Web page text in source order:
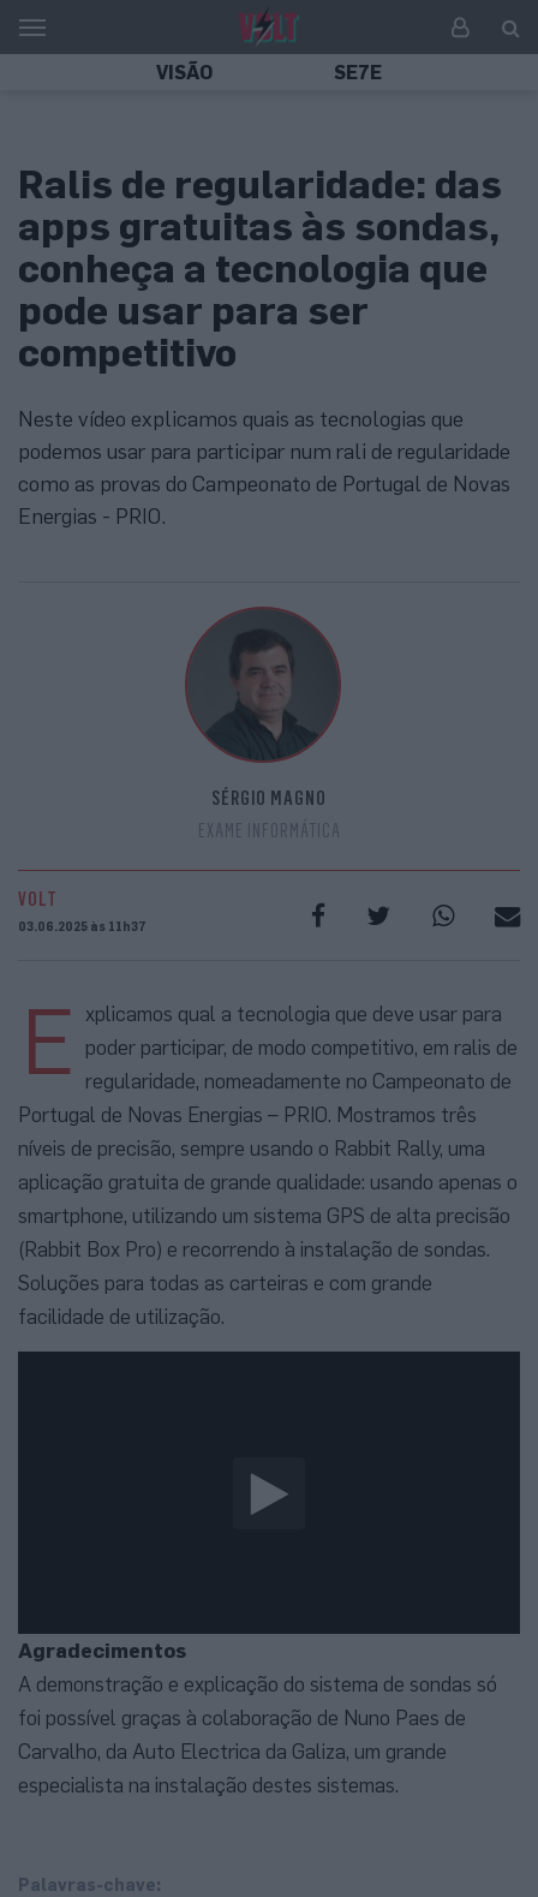
VISÃO SE7E
Ralis de regularidade: das
apps gratuitas às sondas,
conheça a tecnologia que
pode usar para ser
competitivo
Neste vídeo explicamos quais as tecnologias que
podemos usar para participar num rali de regularidade
como as provas do Campeonato de Portugal de Novas
Energias - PRIO.
SÉRGIO MAGNO
EXAME INFORMÁTICA
VOLT
03.06.2025 às 11h37
E
xplicamos qual a tecnologia que deve usar para
poder participar, de modo competitivo, em ralis de
regularidade, nomeadamente no Campeonato de
Portugal de Novas Energias – PRIO. Mostramos três
níveis de precisão, sempre usando o Rabbit Rally, uma
aplicação gratuita de grande qualidade: usando apenas o
smartphone, utilizando um sistema GPS de alta precisão
(Rabbit Box Pro) e recorrendo à instalação de sondas.
Soluções para todas as carteiras e com grande
facilidade de utilização.
Agradecimentos
A demonstração e explicação do sistema de sondas só
foi possível graças à colaboração de Nuno Paes de
Carvalho, da Auto Electrica da Galiza, um grande
especialista na instalação destes sistemas.
Palavras-chave: